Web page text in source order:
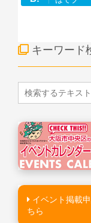
キーワード
イベント掲載
ちら